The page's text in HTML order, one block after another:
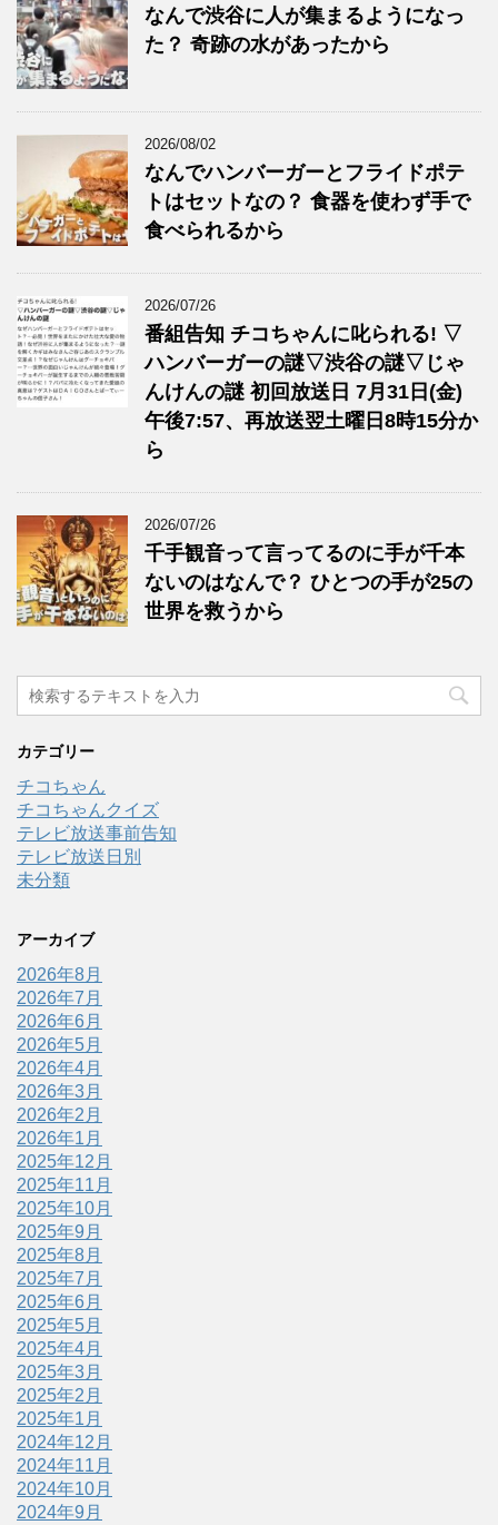
なんで渋谷に人が集まるようになっ
た？ 奇跡の水があったから
2026/08/02
なんでハンバーガーとフライドポテ
トはセットなの？ 食器を使わず手で
食べられるから
2026/07/26
番組告知 チコちゃんに叱られる! ▽
ハンバーガーの謎▽渋谷の謎▽じゃ
んけんの謎 初回放送日 7月31日(金)
午後7:57、再放送翌土曜日8時15分か
ら
2026/07/26
千手観音って言ってるのに手が千本
ないのはなんで？ ひとつの手が25の
世界を救うから
カテゴリー
チコちゃん
チコちゃんクイズ
テレビ放送事前告知
テレビ放送日別
未分類
アーカイブ
2026年8月
2026年7月
2026年6月
2026年5月
2026年4月
2026年3月
2026年2月
2026年1月
2025年12月
2025年11月
2025年10月
2025年9月
2025年8月
2025年7月
2025年6月
2025年5月
2025年4月
2025年3月
2025年2月
2025年1月
2024年12月
2024年11月
2024年10月
2024年9月